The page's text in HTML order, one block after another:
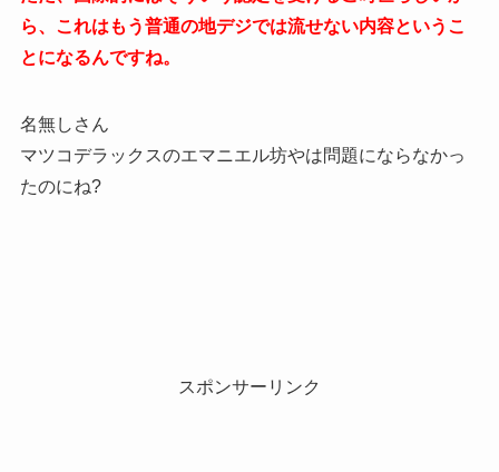
ら、これはもう普通の地デジでは流せない内容というこ
とになるんですね。
名無しさん
マツコデラックスのエマニエル坊やは問題にならなかっ
たのにね?
スポンサーリンク